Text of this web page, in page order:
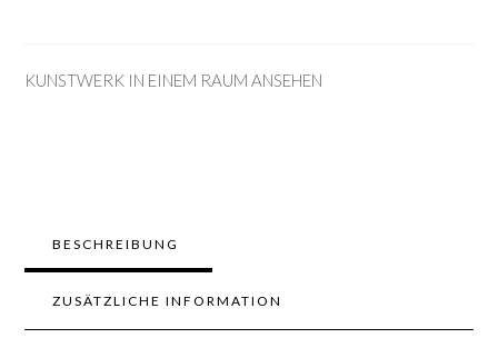
KUNSTWERK IN EINEM RAUM ANSEHEN
BESCHREIBUNG
ZUSÄTZLICHE INFORMATION